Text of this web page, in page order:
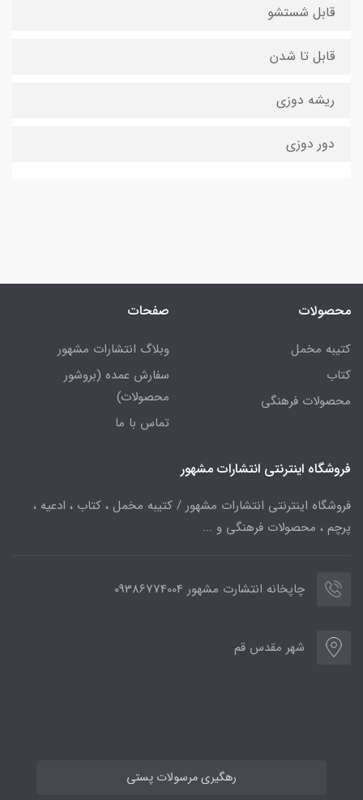
قابل شستشو
قابل تا شدن
ریشه دوزی
دور دوزی
محصولات
کتیبه مخمل
کتاب
محصولات فرهنگی
صفحات
وبلاگ انتشارات مشهور
سفارش عمده (بروشور
محصولات)
تماس با ما
فروشگاه اینترنتی انتشارات مشهور
فروشگاه اینترنتی انتشارات مشهور / کتیبه مخمل ، کتاب ، ادعیه ،
پرچم ، محصولات فرهنگی و ...
چاپخانه انتشارت مشهور 09386774004
شهر مقدس قم
رهگیری مرسولات پستی